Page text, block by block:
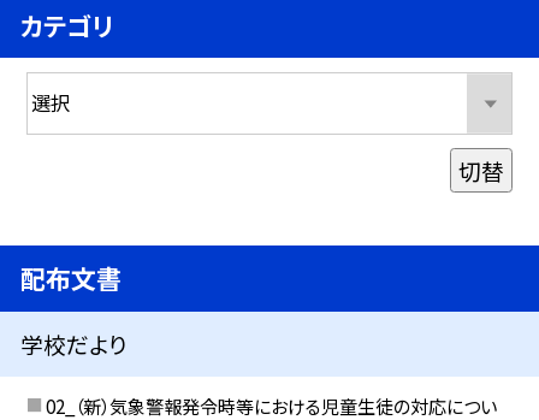
カテゴリ
切替
配布文書
学校だより
02_（新）気象警報発令時等における児童生徒の対応につい